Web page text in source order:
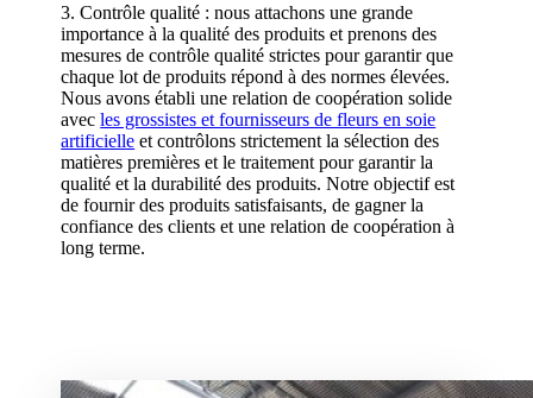
3. Contrôle qualité : nous attachons une grande
importance à la qualité des produits et prenons des
mesures de contrôle qualité strictes pour garantir que
chaque lot de produits répond à des normes élevées.
Nous avons établi une relation de coopération solide
avecles grossistes et fournisseurs de fleurs en soie
artificielle et contrôlons strictement la sélection des
matières premières et le traitement pour garantir la
qualité et la durabilité des produits. Notre objectif est
de fournir des produits satisfaisants, de gagner la
confiance des clients et une relation de coopération à
long terme.